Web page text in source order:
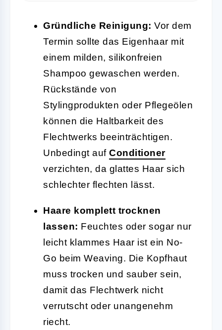
Gründliche Reinigung: Vor dem
Termin sollte das Eigenhaar mit
einem milden, silikonfreien
Shampoo gewaschen werden.
Rückstände von
Stylingprodukten oder Pflegeölen
können die Haltbarkeit des
Flechtwerks beeinträchtigen.
Unbedingt auf Conditioner
verzichten, da glattes Haar sich
schlechter flechten lässt.
Haare komplett trocknen
lassen: Feuchtes oder sogar nur
leicht klammes Haar ist ein No-
Go beim Weaving. Die Kopfhaut
muss trocken und sauber sein,
damit das Flechtwerk nicht
verrutscht oder unangenehm
riecht.